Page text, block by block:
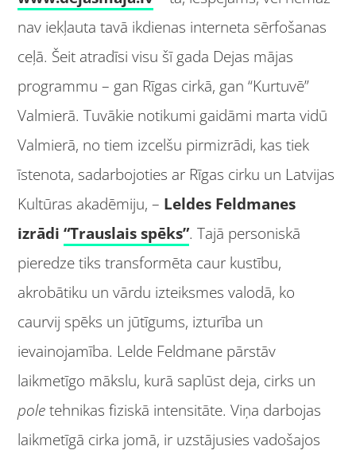
nav iekļauta tavā ikdienas interneta sērfošanas
ceļā. Šeit atradīsi visu šī gada Dejas mājas
programmu – gan Rīgas cirkā, gan “Kurtuvē”
Valmierā. Tuvākie notikumi gaidāmi marta vidū
Valmierā, no tiem izcelšu pirmizrādi, kas tiek
īstenota, sadarbojoties ar Rīgas cirku un Latvijas
Kultūras akadēmiju, – Leldes Feldmanes
izrādi“Trauslais spēks”. Tajā personiskā
pieredze tiks transformēta caur kustību,
akrobātiku un vārdu izteiksmes valodā, ko
caurvij spēks un jūtīgums, izturība un
ievainojamība. Lelde Feldmane pārstāv
laikmetīgo mākslu, kurā saplūst deja, cirks un
poletehnikas fiziskā intensitāte. Viņa darbojas
laikmetīgā cirka jomā, ir uzstājusies vadošajos